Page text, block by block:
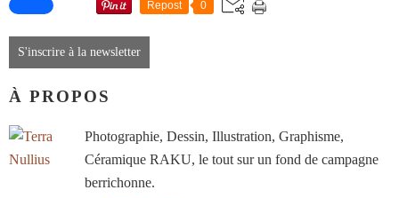
Repost 0
S'inscrire à la newsletter
À PROPOS
Photographie, Dessin, Illustration, Graphisme,
Céramique RAKU, le tout sur un fond de campagne
berrichonne.